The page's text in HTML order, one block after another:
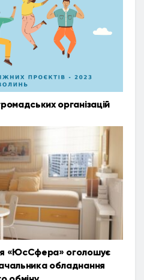
організацій
«ЮсСфера» оголошує
обладнання